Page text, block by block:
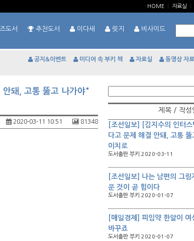
HOME 자료실
도서 추천도서 이다새 릿지 비사이드
공지&이벤트 미디어 속 부키 책 자료실 동영상 자
돼, 고통 뚫고 나가야"
81348
2020-03-11 10:51
제목 / 작성
[조선일보] [김지수의 인터
다고 문제 해결 안돼, 고통 뚫
이치로
도서출판 부키 2020-03-11
[조선일보] 나는 남편의 그
운 것이 곧 힘이다
도서출판 부키 2020-01-07
[매일경제] 피임약 한알이
바꾸죠
도서출판 부키 2020-01-07